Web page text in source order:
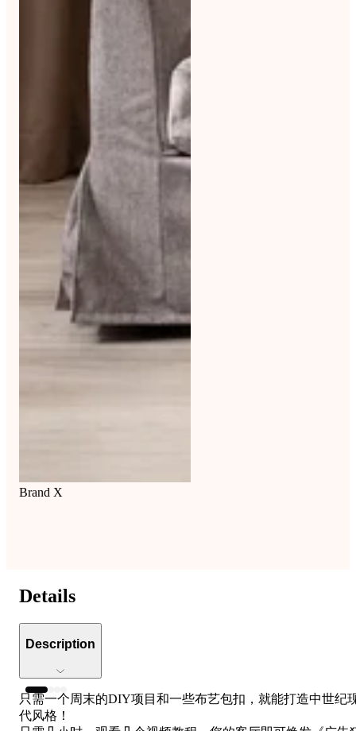
Brand X
Details
Description
只需一个周末的DIY项目和一些布艺包扣，就能打造中世纪
代风格！